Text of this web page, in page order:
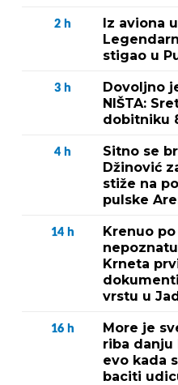
2 h
Iz aviona
stigao u
3 h
Dovoljno
NIŠTA:
dobitniku
4 h
Sitno se
Džinović
stiže na
pulske
14 h
Krenuo
Krneta
vrstu u
16 h
More je
riba danju
evo kada
baciti